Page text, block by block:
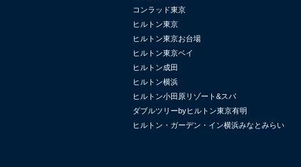
コンラッド東京
ヒルトン東京
ヒルトン東京お台場
ヒルトン東京ベイ
ヒルトン成田
ヒルトン横浜
ヒルトン小田原リゾート&スパ
ダブルツリーbyヒルトン東京有明
ヒルトン・ガーデン・イン横浜みなとみらい